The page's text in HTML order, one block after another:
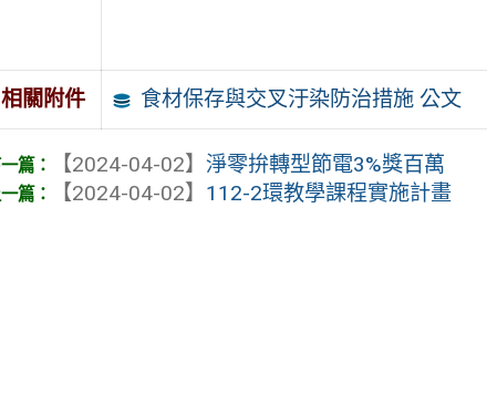
相關附件 食材保存與交叉汙染防治措施 公文
【2024-04-02】淨零拚轉型節電3%獎百萬
【2024-04-02】 112-2環教學課程實施計畫